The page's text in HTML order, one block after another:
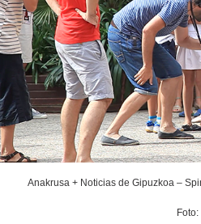
Anakrusa + Noticias de Gipuzkoa –